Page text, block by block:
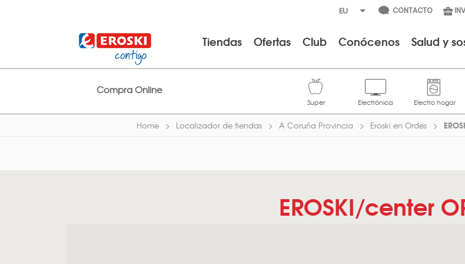
CONTACTO
Tiendas Ofertas Club Conócenos Salud y
Compra Online
Home Localizador de tiendas A Coruña Provincia Eroski en Ordes
EROSKI/center